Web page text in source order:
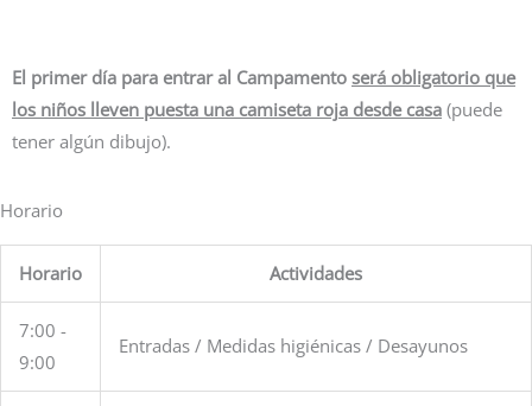
El primer día para entrar al Campamento será obligatorio que
los niños lleven puesta una camiseta roja desde casa (puede
tener algún dibujo).
Horario
Horario Actividades
7:00 -
9:00
Entradas / Medidas higiénicas / Desayunos